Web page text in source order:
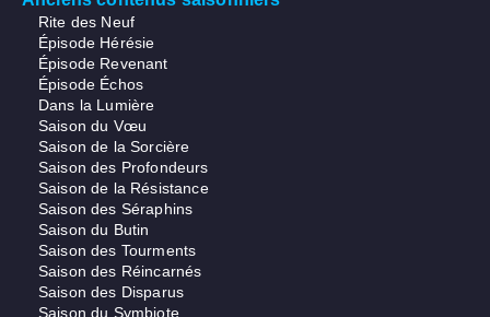
Rite des Neuf
Épisode Hérésie
Épisode Revenant
Épisode Échos
Dans la Lumière
Saison du Vœu
Saison de la Sorcière
Saison des Profondeurs
Saison de la Résistance
Saison des Séraphins
Saison du Butin
Saison des Tourments
Saison des Réincarnés
Saison des Disparus
Saison du Symbiote